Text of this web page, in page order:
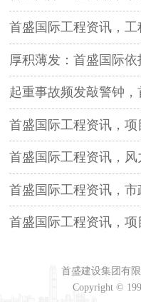
首盛国际工程资讯，工程咨
厚积薄发：首盛国际依托丰
起重事故频发敲警钟，首盛
首盛国际工程资讯，项目可行性研
首盛国际工程资讯，风力发电工程：绿
首盛国际工程资讯，市政
首盛国际工程资讯，项目监理要点与
首盛建设集团有
Copyright ©